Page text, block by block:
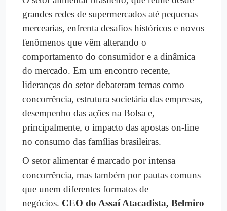
grandes redes de supermercados até pequenas
mercearias, enfrenta desafios históricos e novos
fenômenos que vêm alterando o
comportamento do consumidor e a dinâmica
do mercado. Em um encontro recente,
lideranças do setor debateram temas como
concorrência, estrutura societária das empresas,
desempenho das ações na Bolsa e,
principalmente, o impacto das apostas on-line
no consumo das famílias brasileiras.
O setor alimentar é marcado por intensa
concorrência, mas também por pautas comuns
que unem diferentes formatos de
negócios. CEO do Assaí Atacadista, Belmiro